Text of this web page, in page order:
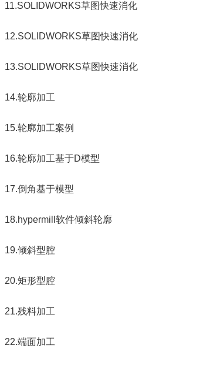
11.SOLIDWORKS草图快速消化
12.SOLIDWORKS草图快速消化
13.SOLIDWORKS草图快速消化
14.轮廓加工
15.轮廓加工案例
16.轮廓加工基于D模型
17.倒角基于模型
18.hypermill软件倾斜轮廓
19.倾斜型腔
20.矩形型腔
21.残料加工
22.端面加工